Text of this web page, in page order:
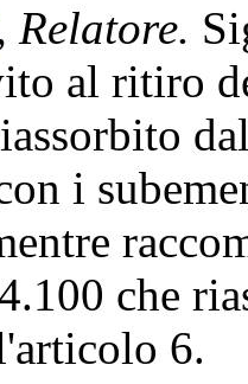
Relatore.
al ritiro
i
che
6.